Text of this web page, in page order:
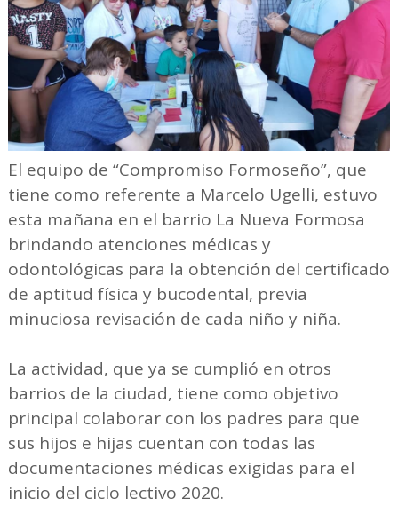
El equipo de “Compromiso Formoseño”, que
tiene como referente a Marcelo Ugelli, estuvo
esta mañana en el barrio La Nueva Formosa
brindando atenciones médicas y
odontológicas para la obtención del certificado
de aptitud física y bucodental, previa
minuciosa revisación de cada niño y niña.
La actividad, que ya se cumplió en otros
barrios de la ciudad, tiene como objetivo
principal colaborar con los padres para que
sus hijos e hijas cuentan con todas las
documentaciones médicas exigidas para el
inicio del ciclo lectivo 2020.